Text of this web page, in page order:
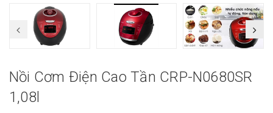
Nồi Cơm Điện Cao Tần CRP-N0680SR
1,08l